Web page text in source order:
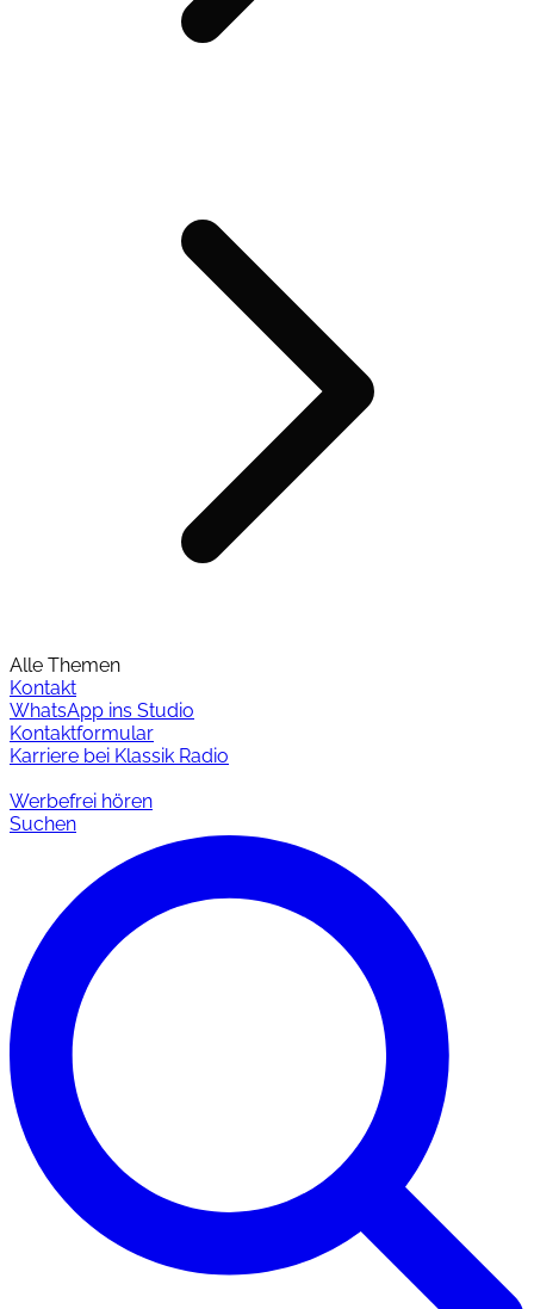
Alle Themen
Kontakt
WhatsApp ins Studio
Kontaktformular
Karriere bei Klassik Radio
Werbefrei hören
Suchen